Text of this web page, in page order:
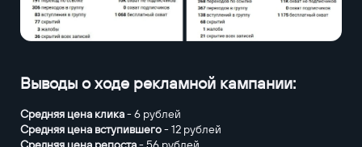
Выводы о ходе рекламной кампании:
Средняя цена клика- 6 рублей
Средняя цена вступившего- 12 рублей